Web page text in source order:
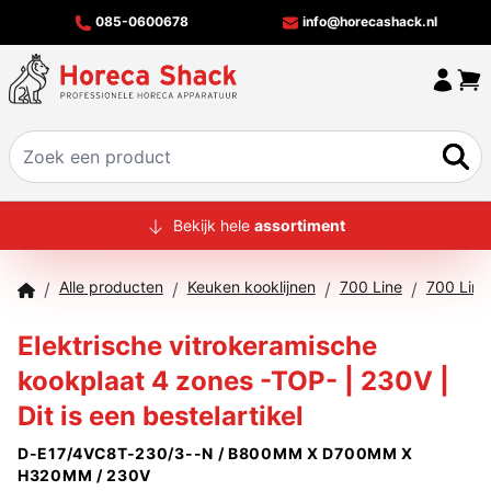
085-0600678 info@horecashack.nl
HOME
MERKEN
OFFERTECHECKER
CONTACT
Bekijk hele assortiment
/ Alle producten / Keuken kooklijnen / 700 Line / 700
Elektrische vitrokeramische
kookplaat 4 zones -TOP- | 230V |
Dit is een bestelartikel
D-E17/4VC8T-230/3--N / B800MM X D700MM X
H320MM / 230V